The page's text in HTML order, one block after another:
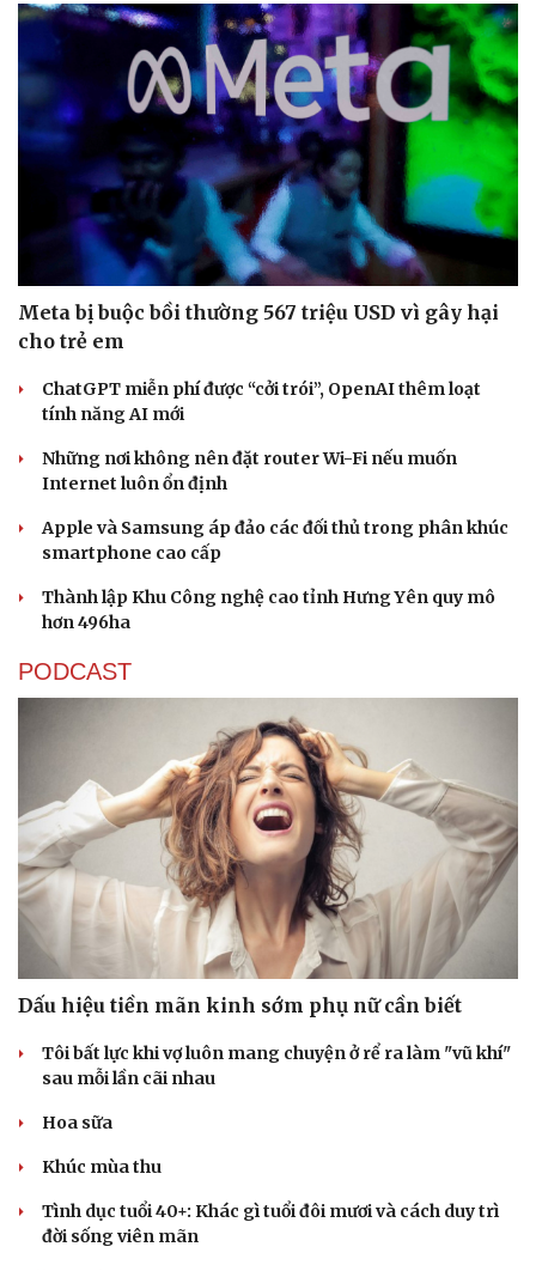
Sức khỏe
Dinh dưỡng - món ngon
Cây thuốc
Sản phụ khoa
Nhi khoa
Nam khoa
Làm đẹp - giảm cân
Ăn sạch sống khỏe
Đời sống
Nhà đẹp
Tình yêu - Gia đình
Meta bị buộc bồi thường 567 triệu USD vì gây hại
cho trẻ em
ChatGPT miễn phí được “cởi trói”, OpenAI thêm loạt
tính năng AI mới
Những nơi không nên đặt router Wi-Fi nếu muốn
Internet luôn ổn định
Apple và Samsung áp đảo các đối thủ trong phân khúc
smartphone cao cấp
Thành lập Khu Công nghệ cao tỉnh Hưng Yên quy mô
hơn 496ha
PODCAST
Dấu hiệu tiền mãn kinh sớm phụ nữ cần biết
Tôi bất lực khi vợ luôn mang chuyện ở rể ra làm "vũ khí"
sau mỗi lần cãi nhau
Hoa sữa
Khúc mùa thu
Tình dục tuổi 40+: Khác gì tuổi đôi mươi và cách duy trì
đời sống viên mãn